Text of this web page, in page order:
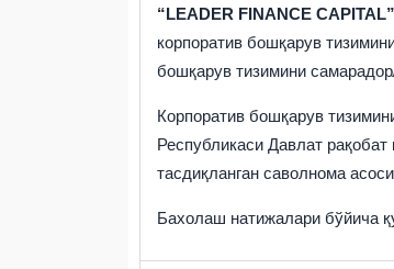
“LEADER FINANCE CAPITAL”
корпоратив бошқарув
бошқарув тизимини
Корпоратив бошқарув
Республикаси Давлат
тасдиқланган саволнома
Бахолаш натижалари бўйича